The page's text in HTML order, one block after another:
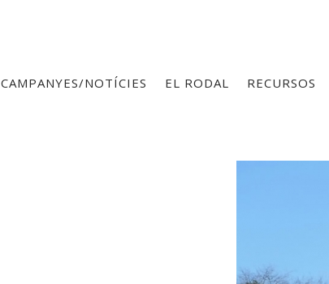
CAMPANYES/NOTÍCIES EL RODAL RECURSOS